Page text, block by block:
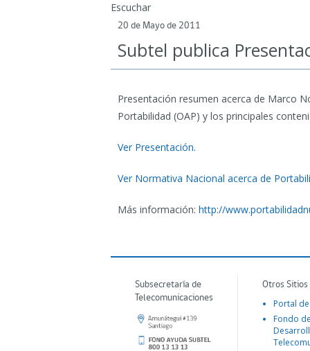
Escuchar
20 de Mayo de 2011
Subtel publica
Presentación resumen acerca de Marco
Portabilidad (OAP) y los principales
Ver Presentación.
Ver Normativa Nacional acerca de
Más información: http://
Subsecretaría de
Telecomunicaciones
Otros
Portal
Fondo